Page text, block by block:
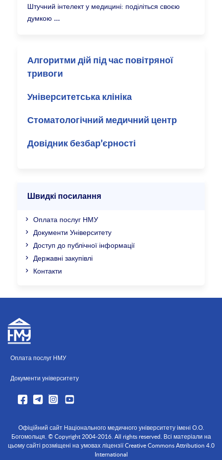
Штучний інтелект у медицині: поділіться своєю
думкою
Алгоритми дій під час повітряної
тривоги
Університетська клініка
Стоматологічний медичний центр
Довідник безбар’єрності
Швидкі посилання
Оплата послуг НМУ
Документи Університету
Доступ до публічної інформації
Державні закупівлі
Контакти
Оплата послуг НМУ
Документи університету
Офіційний сайт Національного медичного університету імені О.О.
Богомольця. © Copyright 2004-2016. All rights reserved. Всі матеріали на
цьому сайті розміщені на умовах ліцензії Creative Commons Attribution 4.0
International